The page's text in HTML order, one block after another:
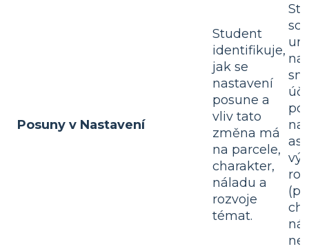
Posuny v Nastavení
Student
identifikuje,
jak se
nastavení
posune a
vliv tato
změna má
na parcele,
charakter,
náladu a
rozvoje
témat.
na